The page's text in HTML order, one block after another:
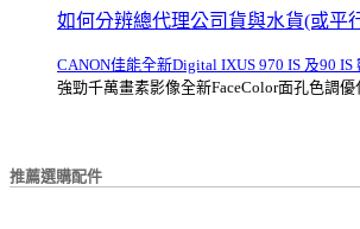
如何分辨總代理公司貨與水貨(或平
CANON佳能全新Digital IXUS 970 IS 及90 IS
強勁千萬畫素影像全新FaceColor面孔色調
推薦選購配件